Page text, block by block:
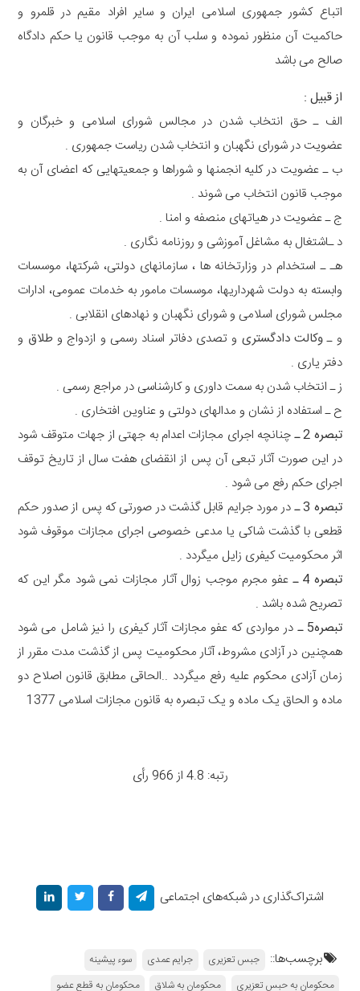
اتباع کشور جمهوری اسلامی ایران و سایر افراد مقیم در قلمرو و
حاکمیت آن منظور نموده و سلب آن به موجب قانون یا حکم دادگاه
صالح می باشد
از قبیل :
الف ـ حق انتخاب شدن در مجالس شورای اسلامی و خبرگان و
عضویت در شورای نگهبان و انتخاب شدن ریاست جمهوری .
ب ـ عضویت در کلیه انجمنها و شوراها و جمعیتهایی که اعضای آن به
موجب قانون انتخاب می شوند .
ج ـ عضویت در هیاتهای منصفه و امنا .
د ـاشتغال به مشاغل آموزشی و روزنامه نگاری .
هـ ـ استخدام در وزارتخانه ها ، سازمانهای دولتی، شرکتها، موسسات
وابسته به دولت شهرداریها، موسسات مامور به خدمات عمومی، ادارات
مجلس شورای اسلامی و شورای نگهبان و نهادهای انقلابی .
و ـوکالت دادگستری و تصدی دفاتر اسناد رسمی و ازدواج وطلاق و
دفتر یاری .
ز ـ انتخاب شدن به سمت داوری و کارشناسی در مراجع رسمی .
ح ـ استفاده از نشان و مدالهای دولتی و عناوین افتخاری .
تبصره 2 ـ
چنانچه اجرای مجازات اعدام به جهتی از جهات متوقف شود
در این صورت آثار تبعی آن پس از انقضای هفت سال از تاریخ توقف
اجرای حکم رفع می شود .
تبصره 3 ـ
در مورد جرایم قابل گذشت در صورتی که پس از صدور حکم
قطعی با گذشت شاکی یا مدعی خصوصی اجرای مجازات موقوف شود
اثر محکومیت کیفری زایل میگردد .
تبصره 4 ـ
عفو مجرم موجب زوال آثار مجازات نمی شود مگر این که
تصریح شده باشد .
تبصره5 ـ
در مواردی که عفو مجازات آثار کیفری را نیز شامل می شود
همچنین در آزادی مشروط، آثار محکومیت پس از گذشت مدت مقرر از
زمان آزادی محکوم علیه رفع میگردد ..الحاقی مطابق قانون اصلاح دو
ماده و الحاق یک ماده و یک تبصره به قانون مجازات اسلامی 1377
رتبه: 4.8 از 966 رأی
اشتراک‌گذاری در شبکه‌های اجتماعی
برچسب‌ها:: جبس تعزیری جرایم عمدی
سوء پیشینه
محكومان به حبس تعزيری
محکومان به شلاق محکومان به قطع عضو